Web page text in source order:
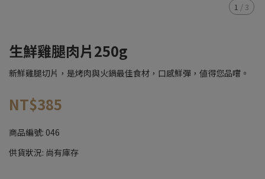
1 / 3
生鮮雞腿肉片250g
新鮮雞腿切片，是烤肉與火鍋最佳食材，口感鮮彈，値得您品嚐。
NT$385
商品編號: 046
供貨狀況: 尚有庫存